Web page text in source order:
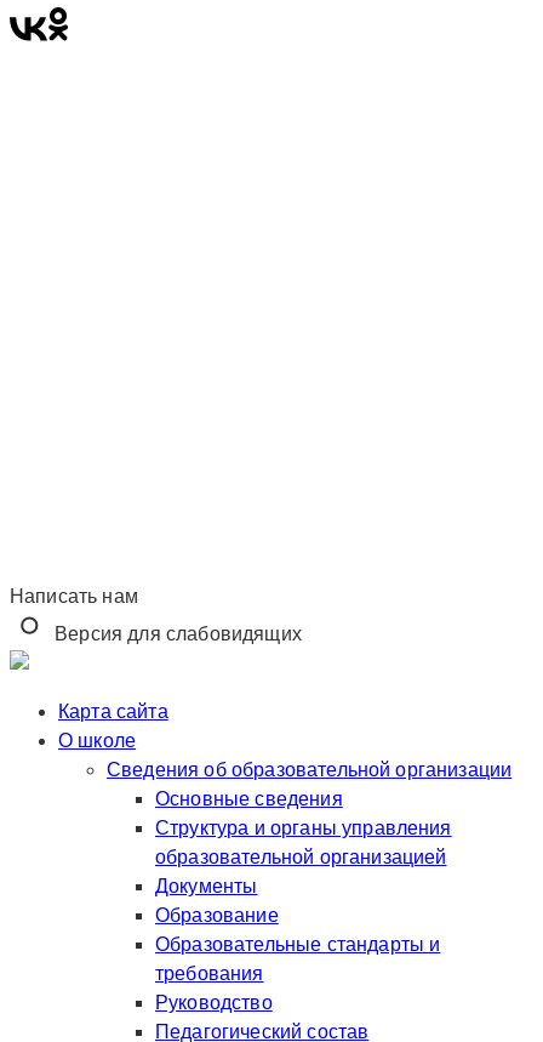
Написать нам
Версия для слабовидящих
Карта сайта
О школе
Сведения об образовательной организации
Основные сведения
Структура и органы управления
образовательной организацией
Документы
Образование
Образовательные стандарты и
требования
Руководство
Педагогический состав